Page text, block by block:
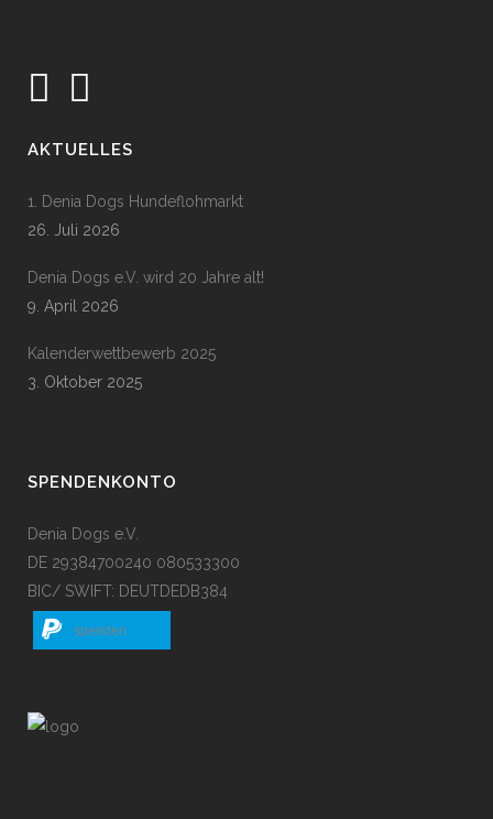
AKTUELLES
1. Denia Dogs Hundeflohmarkt
26. Juli 2026
Denia Dogs e.V. wird 20 Jahre alt!
9. April 2026
Kalenderwettbewerb 2025
3. Oktober 2025
SPENDENKONTO
Denia Dogs e.V.
DE 29384700240 080533300
BIC/ SWIFT: DEUTDEDB384
spenden